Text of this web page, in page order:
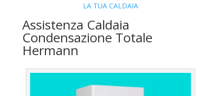
LA TUA CALDAIA
Assistenza Caldaia
Condensazione Totale
Hermann